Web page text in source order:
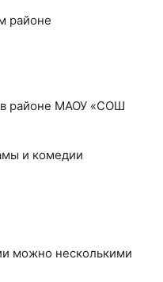
районе
районе МАОУ «СОШ
и комедии
можно несколькими